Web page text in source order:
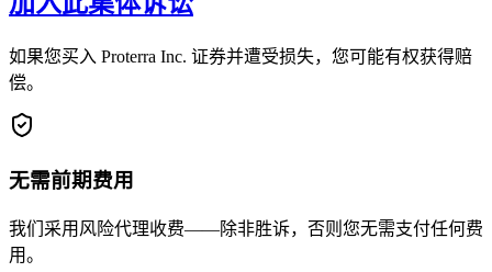
如果您买入 Proterra Inc. 证券并遭受损失，您可能有权获得赔
偿。
无需前期费用
我们采用风险代理收费——除非胜诉，否则您无需支付任何费
用。